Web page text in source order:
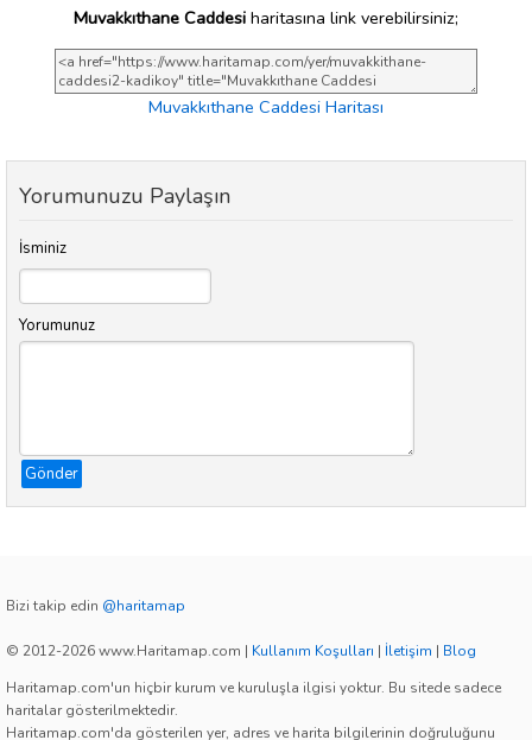
Muvakkıthane Caddesi haritasına link verebilirsiniz;
Muvakkıthane Caddesi Haritası
Yorumunuzu Paylaşın
İsminiz
Yorumunuz
Gönder
Bizi takip edin @haritamap
© 2012-2026 www.Haritamap.com | Kullanım Koşulları | İletişim | Blog
Haritamap.com'un hiçbir kurum ve kuruluşla ilgisi yoktur. Bu sitede sadece
haritalar gösterilmektedir.
Haritamap.com'da gösterilen yer, adres ve harita bilgilerinin doğruluğunu